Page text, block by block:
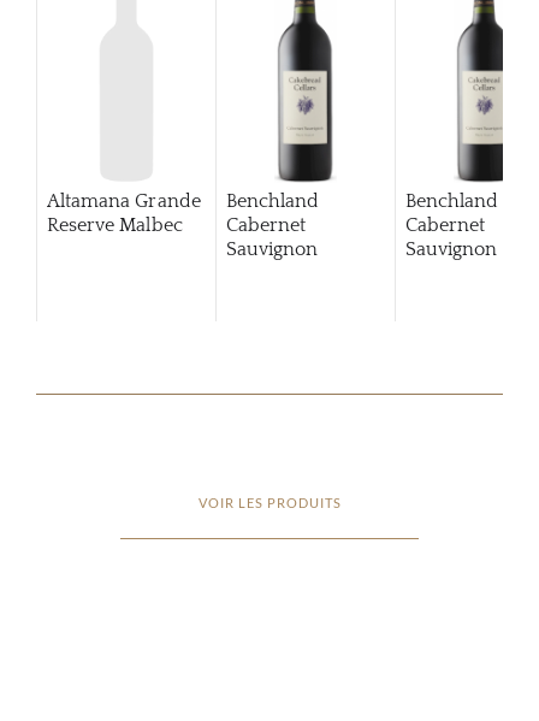
Altamana Grande
Reserve Malbec
Benchland
Cabernet
Sauvignon
Benchland
Cabernet
Sauvignon
VOIR LES PRODUITS